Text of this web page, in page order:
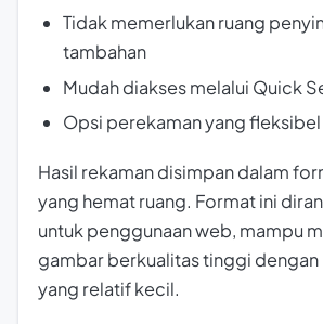
Tidak memerlukan ruang
tambahan
Mudah diakses melalui Quick
Opsi perekaman yang fleksibel
Hasil rekaman disimpan dalam
yang hemat ruang. Format ini
untuk penggunaan web, mampu
gambar berkualitas tinggi dengan
yang relatif kecil.